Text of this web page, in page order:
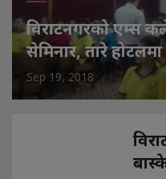
विराटनगरको एम्स
सेमिनार, तारे
Sep 19, 2018